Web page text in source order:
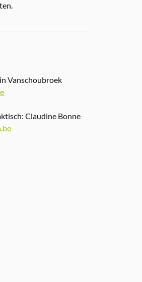
Vanschoubroek
Claudine Bonne